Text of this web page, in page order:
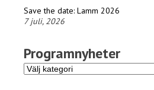
Save the date: Lamm 2026
7 juli, 2026
Programnyheter
Programnyheter